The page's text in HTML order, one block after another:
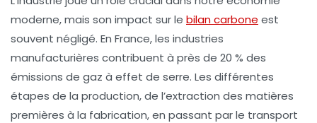
moderne, mais son impact sur le bilan carbone est
souvent négligé. En France, les industries
manufacturières contribuent à près de 20 % des
émissions de gaz à effet de serre. Les différentes
étapes de la production, de l’extraction des matières
premières à la fabrication, en passant par le transport